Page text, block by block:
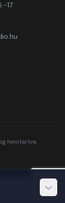
17.
fenntartva.